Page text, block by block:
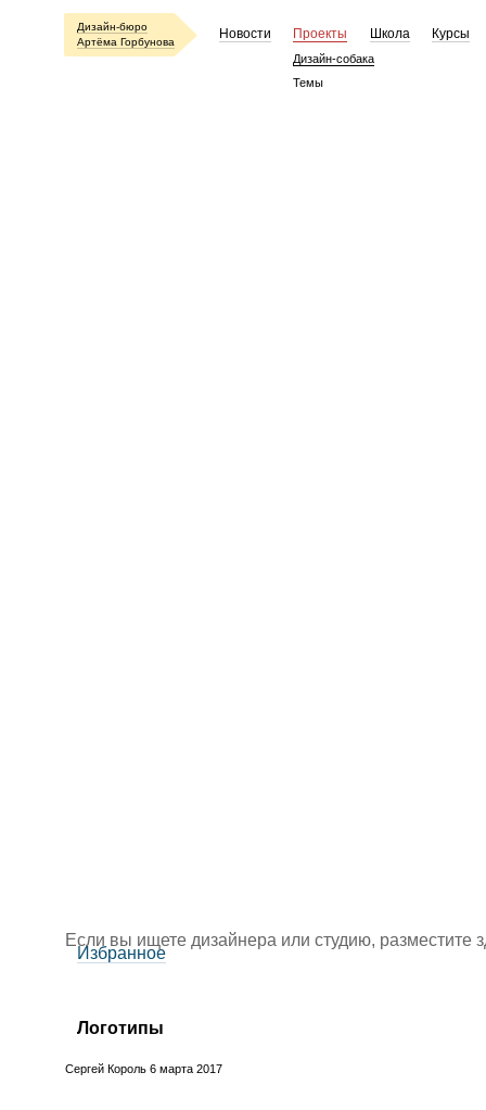
Дизайн-бюро
Артёма Горбунова
Новости Проекты
Дизайн-собака
Темы
Школа Курсы
Если вы ищете дизайнера или студию, разместите
Избранное
Логотипы
Сергей Король 6 марта 2017